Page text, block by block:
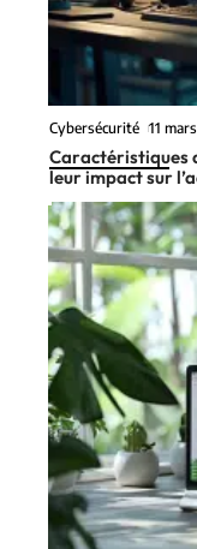
Cybersécurité 11
Caractéristiques
leur impact sur